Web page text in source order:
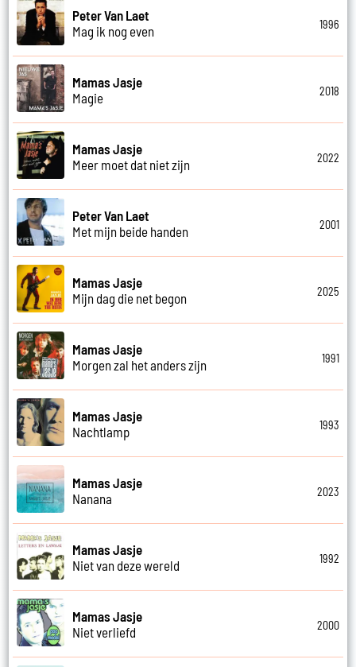
Peter Van Laet
Mag ik nog even
1996
Mamas Jasje
Magie
2018
Mamas Jasje
Meer moet dat niet zijn
2022
Peter Van Laet
Met mijn beide handen
2001
Mamas Jasje
Mijn dag die net begon
2025
Mamas Jasje
Morgen zal het anders zijn
1991
Mamas Jasje
Nachtlamp
1993
Mamas Jasje
Nanana
2023
Mamas Jasje
Niet van deze wereld
1992
Mamas Jasje
Niet verliefd
2000